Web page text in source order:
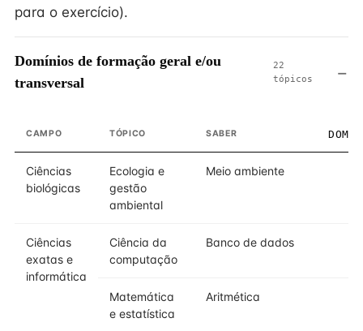
para o exercício).
Domínios de formação geral e/ou
transversal
22
tópicos
CAMPO TÓPICO SABER
Ciências
biológicas
Ecologia e
gestão
ambiental
Meio ambiente
Ciências
exatas e
informática
Ciência da
computação
Banco de dados
Matemática
e estatística
Aritmética